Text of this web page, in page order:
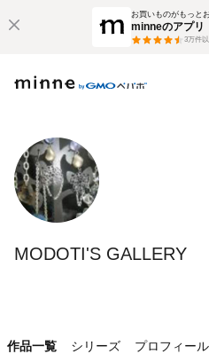
お買いものがもっと
minneのアプリ
3万件
MODOTI'S GALLERY
作品一覧 シリーズ プロフィール